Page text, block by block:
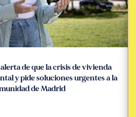
de que la crisis de vivienda
y pide soluciones urgentes a la
de Madrid